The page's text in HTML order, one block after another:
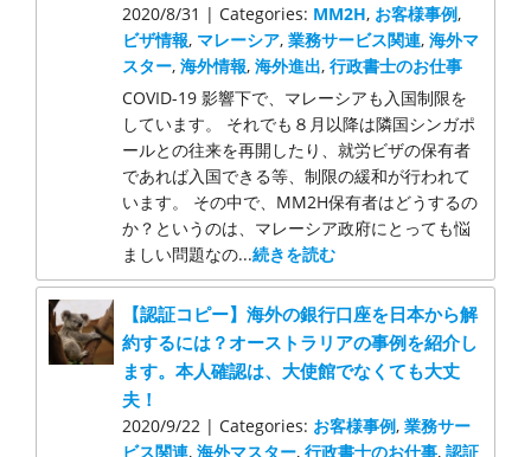
2020/8/31 | Categories: MM2H, お客様事例,
ビザ情報, マレーシア,業務サービス関連,海外マ
スター,海外情報,海外進出,行政書士のお仕事
COVID-19 影響下で、マレーシアも入国制限を
しています。 それでも８月以降は隣国シンガポ
ールとの往来を再開したり、就労ビザの保有者
であれば入国できる等、制限の緩和が行われて
います。 その中で、MM2H保有者はどうするの
か？というのは、マレーシア政府にとっても悩
ましい問題なの...続きを読む
【認証コピー】海外の銀行口座を日本から解
約するには？オーストラリアの事例を紹介し
ます。本人確認は、大使館でなくても大丈
夫！
2020/9/22 | Categories: お客様事例,業務サー
ビス関連,海外マスター,行政書士のお仕事,認証